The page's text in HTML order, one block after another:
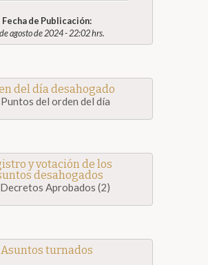
Fecha de Publicación:
agosto de 2024 - 22:02 hrs.
del día desahogado
Puntos del orden del día
y votación de los
desahogados
Decretos Aprobados (2)
Asuntos turnados